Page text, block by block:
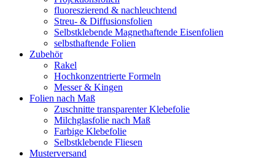
fluoreszierend & nachleuchtend
Streu- & Diffusionsfolien
Selbstklebende Magnethaftende Eisenfolien
selbsthaftende Folien
Zubehör
Rakel
Hochkonzentrierte Formeln
Messer & Kingen
Folien nach Maß
Zuschnitte transparenter Klebefolie
Milchglasfolie nach Maß
Farbige Klebefolie
Selbstklebende Fliesen
Musterversand